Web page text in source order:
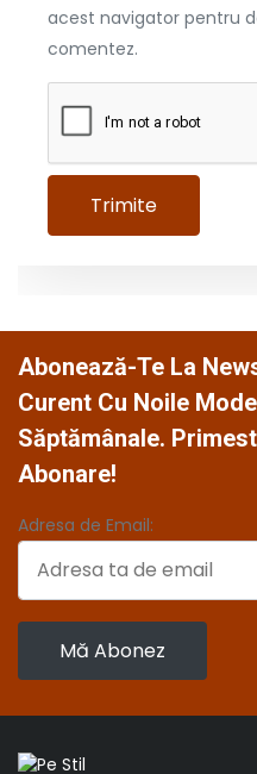
acest navigator pentru
comentez.
Abonează-Te La
Curent Cu Noile
Săptămânale.
Abonare!
Adresa de Email: